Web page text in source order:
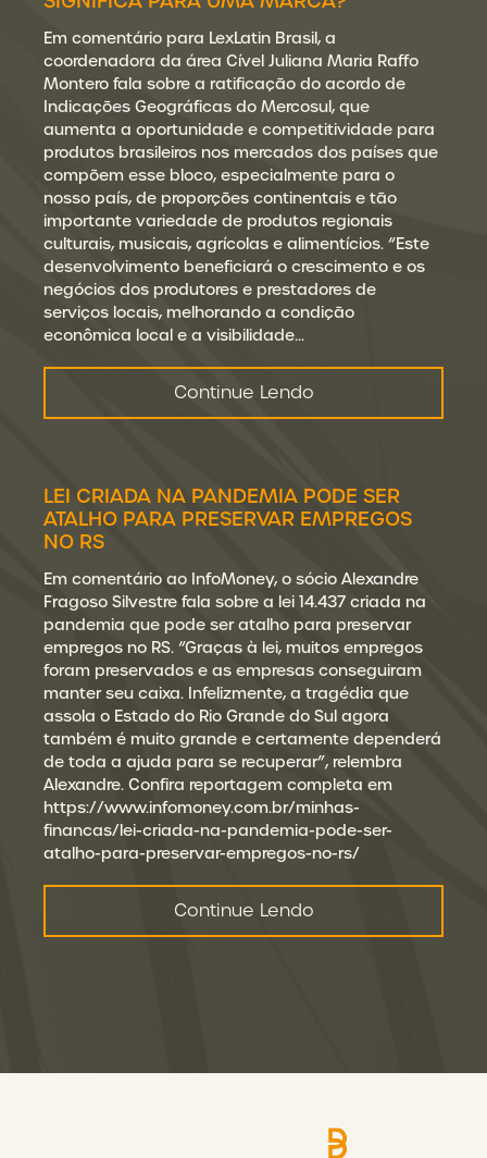
Em comentário para LexLatin Brasil, a
coordenadora da área Cível Juliana Maria Raffo
Montero fala sobre a ratificação do acordo de
Indicações Geográficas do Mercosul, que
aumenta a oportunidade e competitividade para
produtos brasileiros nos mercados dos países que
compõem esse bloco, especialmente para o
nosso país, de proporções continentais e tão
importante variedade de produtos regionais
culturais, musicais, agrícolas e alimentícios. “Este
desenvolvimento beneficiará o crescimento e os
negócios dos produtores e prestadores de
serviços locais, melhorando a condição
econômica local e a visibilidade…
Continue Lendo
LEI CRIADA NA PANDEMIA PODE SER
ATALHO PARA PRESERVAR EMPREGOS
NO RS
Em comentário ao InfoMoney, o sócio Alexandre
Fragoso Silvestre fala sobre a lei 14.437 criada na
pandemia que pode ser atalho para preservar
empregos no RS. “Graças à lei, muitos empregos
foram preservados e as empresas conseguiram
manter seu caixa. Infelizmente, a tragédia que
assola o Estado do Rio Grande do Sul agora
também é muito grande e certamente dependerá
de toda a ajuda para se recuperar”, relembra
Alexandre. Confira reportagem completa em
https://www.infomoney.com.br/minhas-
financas/lei-criada-na-pandemia-pode-ser-
atalho-para-preservar-empregos-no-rs/
Continue Lendo